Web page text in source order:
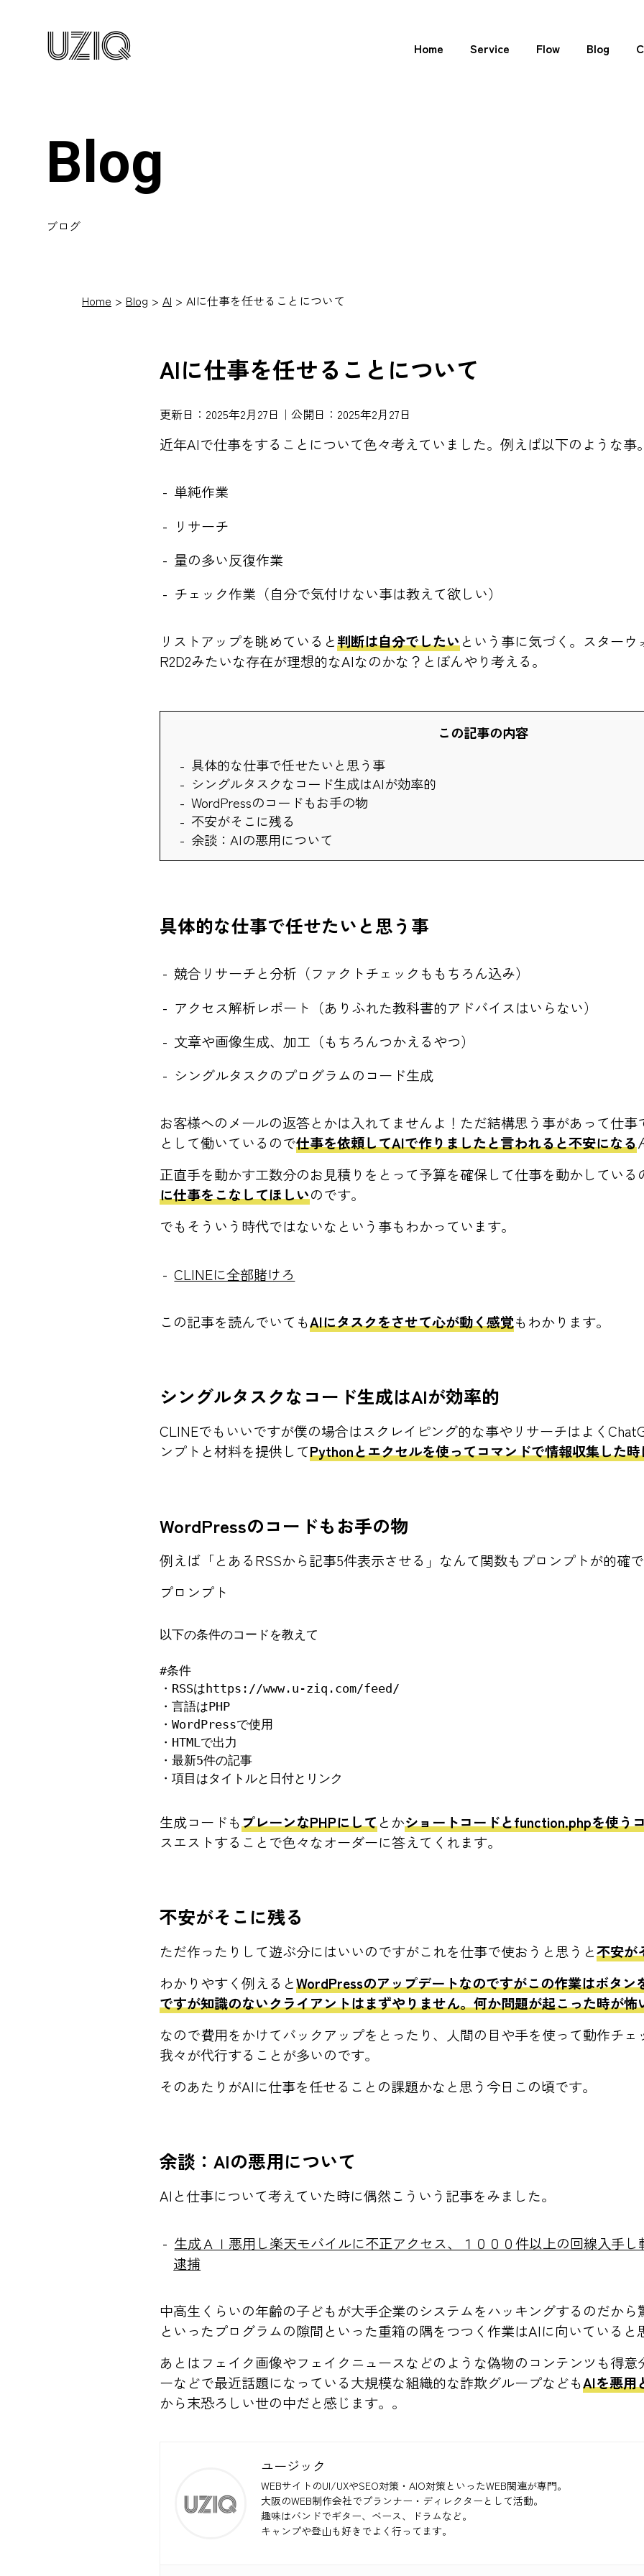
UZIQ Home Service Flow Blog
Blog
ブログ
Home Blog AI AIに仕事を任せることについて
AIに仕事を任せることについて
更新日：2025年2月27日｜公開日：2025年2月27日
近年AIで仕事をすることについて色々考えていました。例えば以下のような事。
単純作業
リサーチ
量の多い反復作業
チェック作業（自分で気付けない事は教えて欲しい）
リストアップを眺めていると判断は自分でしたいという事に気づく。スター
R2D2みたいな存在が理想的なAIなのかな？とぼんやり考える。
この記事の内容
具体的な仕事で任せたいと思う事
シングルタスクなコード生成はAIが効率的
WordPressのコードもお手の物
不安がそこに残る
余談：AIの悪用について
具体的な仕事で任せたいと思う事
競合リサーチと分析（ファクトチェックももちろん込み）
アクセス解析レポート（ありふれた教科書的アドバイスはいらない）
文章や画像生成、加工（もちろんつかえるやつ）
シングルタスクのプログラムのコード生成
お客様へのメールの返答とかは入れてませんよ！ただ結構思う事があって仕
として働いているので仕事を依頼してAIで作りましたと言われると不安になる
正直手を動かす工数分のお見積りをとって予算を確保して仕事を動かしている
に仕事をこなしてほしいのです。
でもそういう時代ではないなという事もわかっています。
CLINEに全部賭けろ
この記事を読んでいてもAIにタスクをさせて心が動く感覚もわかります。
シングルタスクなコード生成はAIが効率的
CLINEでもいいですが僕の場合はスクレイピング的な事やリサーチはよく
ンプトと材料を提供してPythonとエクセルを使ってコマンドで情報収集した
WordPressのコードもお手の物
例えば「とあるRSSから記事5件表示させる」なんて関数もプロンプトが的確で
プロンプト
以下の条件のコードを教えて
#条件
・RSSはhttps://www.u-ziq.com/feed/
・言語はPHP
・WordPressで使用
・HTMLで出力
・最新5件の記事
・項目はタイトルと日付とリンク
生成コードもプレーンなPHPにしてとかショートコードとfunction.phpを使う
スエストすることで色々なオーダーに答えてくれます。
不安がそこに残る
ただ作ったりして遊ぶ分にはいいのですがこれを仕事で使おうと思うと不安が
わかりやすく例えるとWordPressのアップデートなのですがこの作業はボタン
ですが知識のないクライアントはまずやりません。何か問題が起こった時が怖
なので費用をかけてバックアップをとったり、人間の目や手を使って動作チェ
我々が代行することが多いのです。
そのあたりがAIに仕事を任せることの課題かなと思う今日この頃です。
余談：AIの悪用について
AIと仕事について考えていた時に偶然こういう記事をみました。
生成ＡＩ悪用し楽天モバイルに不正アクセス、１０００件以上の回線入手
逮捕
中高生くらいの年齢の子どもが大手企業のシステムをハッキングするのだか
といったプログラムの隙間といった重箱の隅をつつく作業はAIに向いていると
あとはフェイク画像やフェイクニュースなどのような偽物のコンテンツも得
ーなどで最近話題になっている大規模な組織的な詐欺グループなどもAIを悪用
から末恐ろしい世の中だと感じます。。
ユージック
WEBサイトのUI/UXやSEO対策・AIO対策といったWEB関連が専門。
大阪のWEB制作会社でプランナー・ディレクターとして活動。
趣味はバンドでギター、ベース、ドラムなど。
キャンプや登山も好きでよく行ってます。